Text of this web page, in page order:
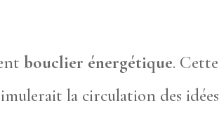
bouclier énergétique. Cette
la circulation des idées